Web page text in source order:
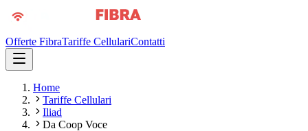
Offerte FibraTariffe CellulariContatti
Home
Tariffe Cellulari
Iliad
Da Coop Voce